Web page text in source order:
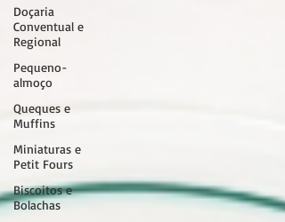
Doçaria
Conventual e
Regional
Pequeno-
almoço
Queques e
Muffins
Miniaturas e
Petit Fours
Biscoitos e
Bolachas